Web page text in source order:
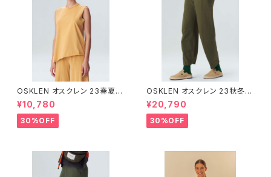
OSKLEN オスクレン 23春夏 ト
ップス 1027-67292
¥10,780
30%OFF
OSKLEN オスクレン 23秋冬
ボトムス 1041-66127
¥20,790
30%OFF